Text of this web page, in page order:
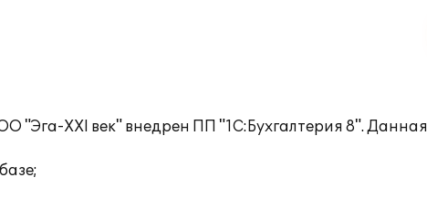
"Эга-XXI век" внедрен ПП "1С:Бухгалтерия 8". Данная